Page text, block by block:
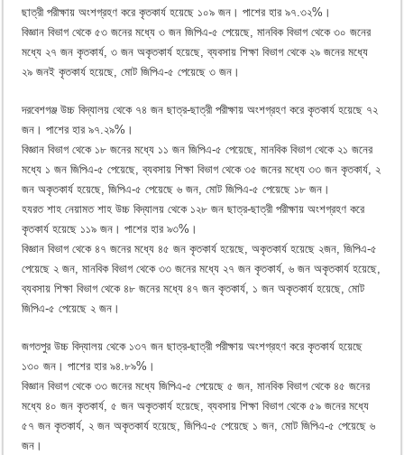
ছাত্রী পরীক্ষায় অংশগ্রহণ করে কৃতকার্য হয়েছে ১০৯ জন। পাশের হার ৯৭.৩২%।
বিজ্ঞান বিভাগ থেকে ৫৩ জনের মধ্যে ৩ জন জিপিএ-৫ পেয়েছে, মানবিক বিভাগ থেকে ৩০ জনের
মধ্যে ২৭ জন কৃতকার্য, ৩ জন অকৃতকার্য হয়েছে, ব্যবসায় শিক্ষা বিভাগ থেকে ২৯ জনের মধ্যে
২৯ জনই কৃতকার্য হয়েছে, মোট জিপিএ-৫ পেয়েছে ৩ জন।
দরবেশগঞ্জ উচ্চ বিদ্যালয় থেকে ৭৪ জন ছাত্র-ছাত্রী পরীক্ষায় অংশগ্রহণ করে কৃতকার্য হয়েছে ৭২
জন। পাশের হার ৯৭.২৯%।
বিজ্ঞান বিভাগ থেকে ১৮ জনের মধ্যে ১১ জন জিপিএ-৫ পেয়েছে, মানবিক বিভাগ থেকে ২১ জনের
মধ্যে ১ জন জিপিএ-৫ পেয়েছে, ব্যবসায় শিক্ষা বিভাগ থেকে ৩৫ জনের মধ্যে ৩৩ জন কৃতকার্য, ২
জন অকৃতকার্য হয়েছে, জিপিএ-৫ পেয়েছে ৬ জন, মোট জিপিএ-৫ পেয়েছে ১৮ জন।
হযরত শাহ নেয়ামত শাহ উচ্চ বিদ্যালয় থেকে ১২৮ জন ছাত্র-ছাত্রী পরীক্ষায় অংশগ্রহণ করে
কৃতকার্য হয়েছে ১১৯ জন। পাশের হার ৯৩%।
বিজ্ঞান বিভাগ থেকে ৪৭ জনের মধ্যে ৪৫ জন কৃতকার্য হয়েছে, অকৃতকার্য হয়েছে ২জন, জিপিএ-৫
পেয়েছে ২ জন, মানবিক বিভাগ থেকে ৩৩ জনের মধ্যে ২৭ জন কৃতকার্য, ৬ জন অকৃতকার্য হয়েছে,
ব্যবসায় শিক্ষা বিভাগ থেকে ৪৮ জনের মধ্যে ৪৭ জন কৃতকার্য, ১ জন অকৃতকার্য হয়েছে, মোট
জিপিএ-৫ পেয়েছে ২ জন।
জগতপুর উচ্চ বিদ্যালয় থেকে ১৩৭ জন ছাত্র-ছাত্রী পরীক্ষায় অংশগ্রহণ করে কৃতকার্য হয়েছে
১৩০ জন। পাশের হার ৯৪.৮৯%।
বিজ্ঞান বিভাগ থেকে ৩৩ জনের মধ্যে জিপিএ-৫ পেয়েছে ৫ জন, মানবিক বিভাগ থেকে ৪৫ জনের
মধ্যে ৪০ জন কৃতকার্য, ৫ জন অকৃতকার্য হয়েছে, ব্যবসায় শিক্ষা বিভাগ থেকে ৫৯ জনের মধ্যে
৫৭ জন কৃতকার্য, ২ জন অকৃতকার্য হয়েছে, জিপিএ-৫ পেয়েছে ১ জন, মোট জিপিএ-৫ পেয়েছে ৬
জন।